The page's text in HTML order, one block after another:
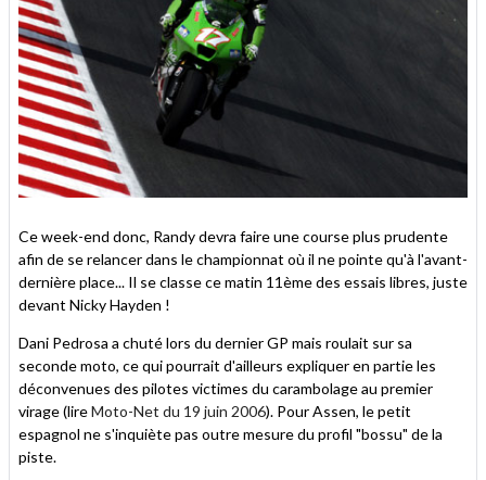
Ce week-end donc, Randy devra faire une course plus prudente
afin de se relancer dans le championnat où il ne pointe qu'à l'avant-
dernière place... Il se classe ce matin 11ème des essais libres, juste
devant Nicky Hayden !
Dani Pedrosa a chuté lors du dernier GP mais roulait sur sa
seconde moto, ce qui pourrait d'ailleurs expliquer en partie les
déconvenues des pilotes victimes du carambolage au premier
virage (lireMoto-Net du 19 juin 2006). Pour Assen, le petit
espagnol ne s'inquiète pas outre mesure du profil "bossu" de la
piste.